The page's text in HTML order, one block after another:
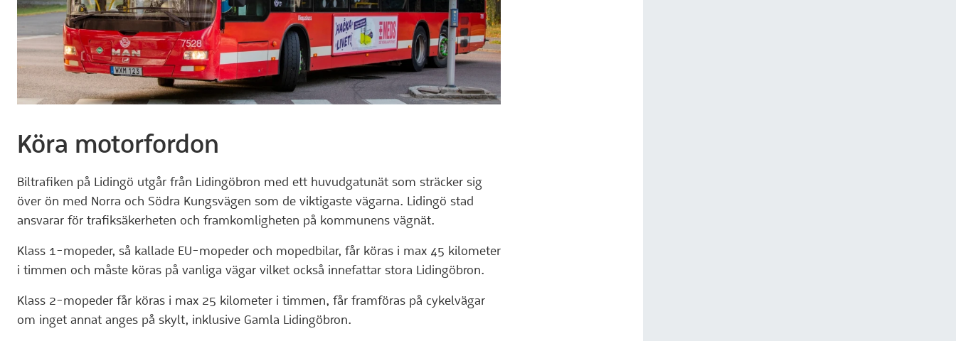
Köra motorfordon
Biltrafiken på Lidingö utgår från Lidingöbron med ett huvudgatunät som sträcker sig
över ön med Norra och Södra Kungsvägen som de viktigaste vägarna. Lidingö stad
ansvarar för trafiksäkerheten och framkomligheten på kommunens vägnät.
Klass 1-mopeder, så kallade EU-mopeder och mopedbilar, får köras i max 45 kilometer
i timmen och måste köras på vanliga vägar vilket också innefattar stora Lidingöbron.
Klass 2-mopeder får köras i max 25 kilometer i timmen, får framföras på cykelvägar
om inget annat anges på skylt, inklusive Gamla Lidingöbron.